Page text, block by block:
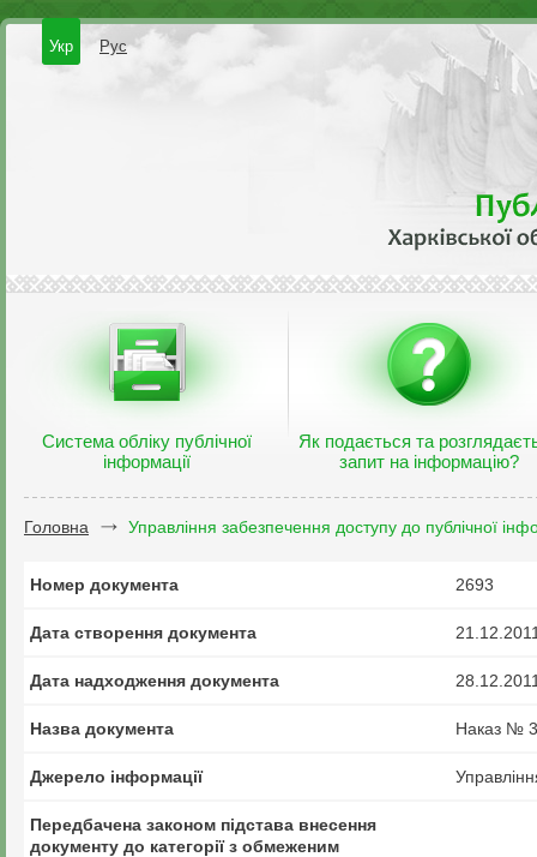
Укр Рус
Система обліку публічної
інформації
Як подається та
запит на інформацію?
Головна Управління забезпечення доступу до публічної
Номер документа 2693
Дата створення документа
Дата надходження документа
Назва документа Наказ №
Джерело інформації
Передбачена законом підстава внесення
документу до категорії з обмеженим